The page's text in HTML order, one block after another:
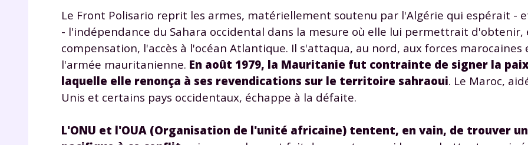
Le Front Polisario reprit les armes, matériellement soutenu par l'Algérie qui espérait -
- l'indépendance du Sahara occidental dans la mesure où elle lui permettrait d'obtenir,
compensation, l'accès à l'océan Atlantique. Il s'attaqua, au nord, aux forces marocaines
l'armée mauritanienne. En août 1979, la Mauritanie fut contrainte de signer la
laquelle elle renonça à ses revendications sur le territoire sahraoui. Le Maroc,
Unis et certains pays occidentaux, échappe à la défaite.
L'ONU et l'OUA (Organisation de l'unité africaine) tentent, en vain, de trouver